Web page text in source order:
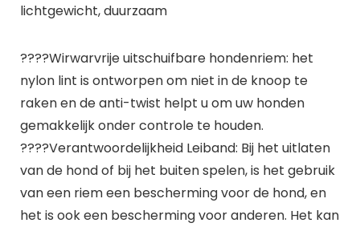
lichtgewicht, duurzaam
????Wirwarvrije uitschuifbare hondenriem: het
nylon lint is ontworpen om niet in de knoop te
raken en de anti-twist helpt u om uw honden
gemakkelijk onder controle te houden.
????Verantwoordelijkheid Leiband: Bij het uitlaten
van de hond of bij het buiten spelen, is het gebruik
van een riem een bescherming voor de hond, en
het is ook een bescherming voor anderen. Het kan